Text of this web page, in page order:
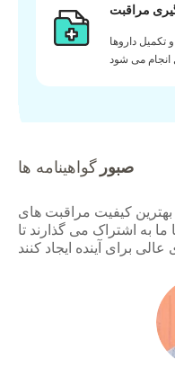
مراقبت
داروها
می شود
صبور گواهینامه ها
بهترین کیفیت مراقبت های
به اشتراک می گذارند تا